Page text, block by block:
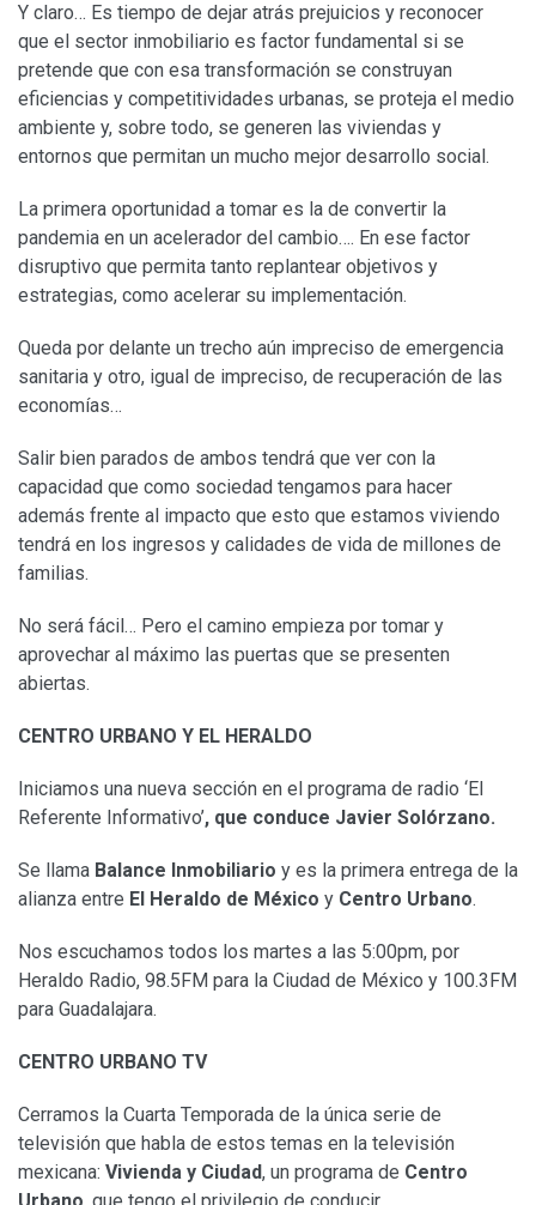
Y claro… Es tiempo de dejar atrás prejuicios y reconocer
que el sector inmobiliario es factor fundamental si se
pretende que con esa transformación se construyan
eficiencias y competitividades urbanas, se proteja el medio
ambiente y, sobre todo, se generen las viviendas y
entornos que permitan un mucho mejor desarrollo social.
La primera oportunidad a tomar es la de convertir la
pandemia en un acelerador del cambio…. En ese factor
disruptivo que permita tanto replantear objetivos y
estrategias, como acelerar su implementación.
Queda por delante un trecho aún impreciso de emergencia
sanitaria y otro, igual de impreciso, de recuperación de las
economías…
Salir bien parados de ambos tendrá que ver con la
capacidad que como sociedad tengamos para hacer
además frente al impacto que esto que estamos viviendo
tendrá en los ingresos y calidades de vida de millones de
familias.
No será fácil… Pero el camino empieza por tomar y
aprovechar al máximo las puertas que se presenten
abiertas.
CENTRO URBANO Y EL HERALDO
Iniciamos una nueva sección en el programa de radio ‘El
Referente Informativo’, que conduce Javier Solórzano.
Se llama Balance Inmobiliario y es la primera entrega de la
alianza entre El Heraldo de México y Centro Urbano.
Nos escuchamos todos los martes a las 5:00pm, por
Heraldo Radio, 98.5FM para la Ciudad de México y 100.3FM
para Guadalajara.
CENTRO URBANO TV
Cerramos la Cuarta Temporada de la única serie de
televisión que habla de estos temas en la televisión
mexicana: Vivienda y Ciudad, un programa de Centro